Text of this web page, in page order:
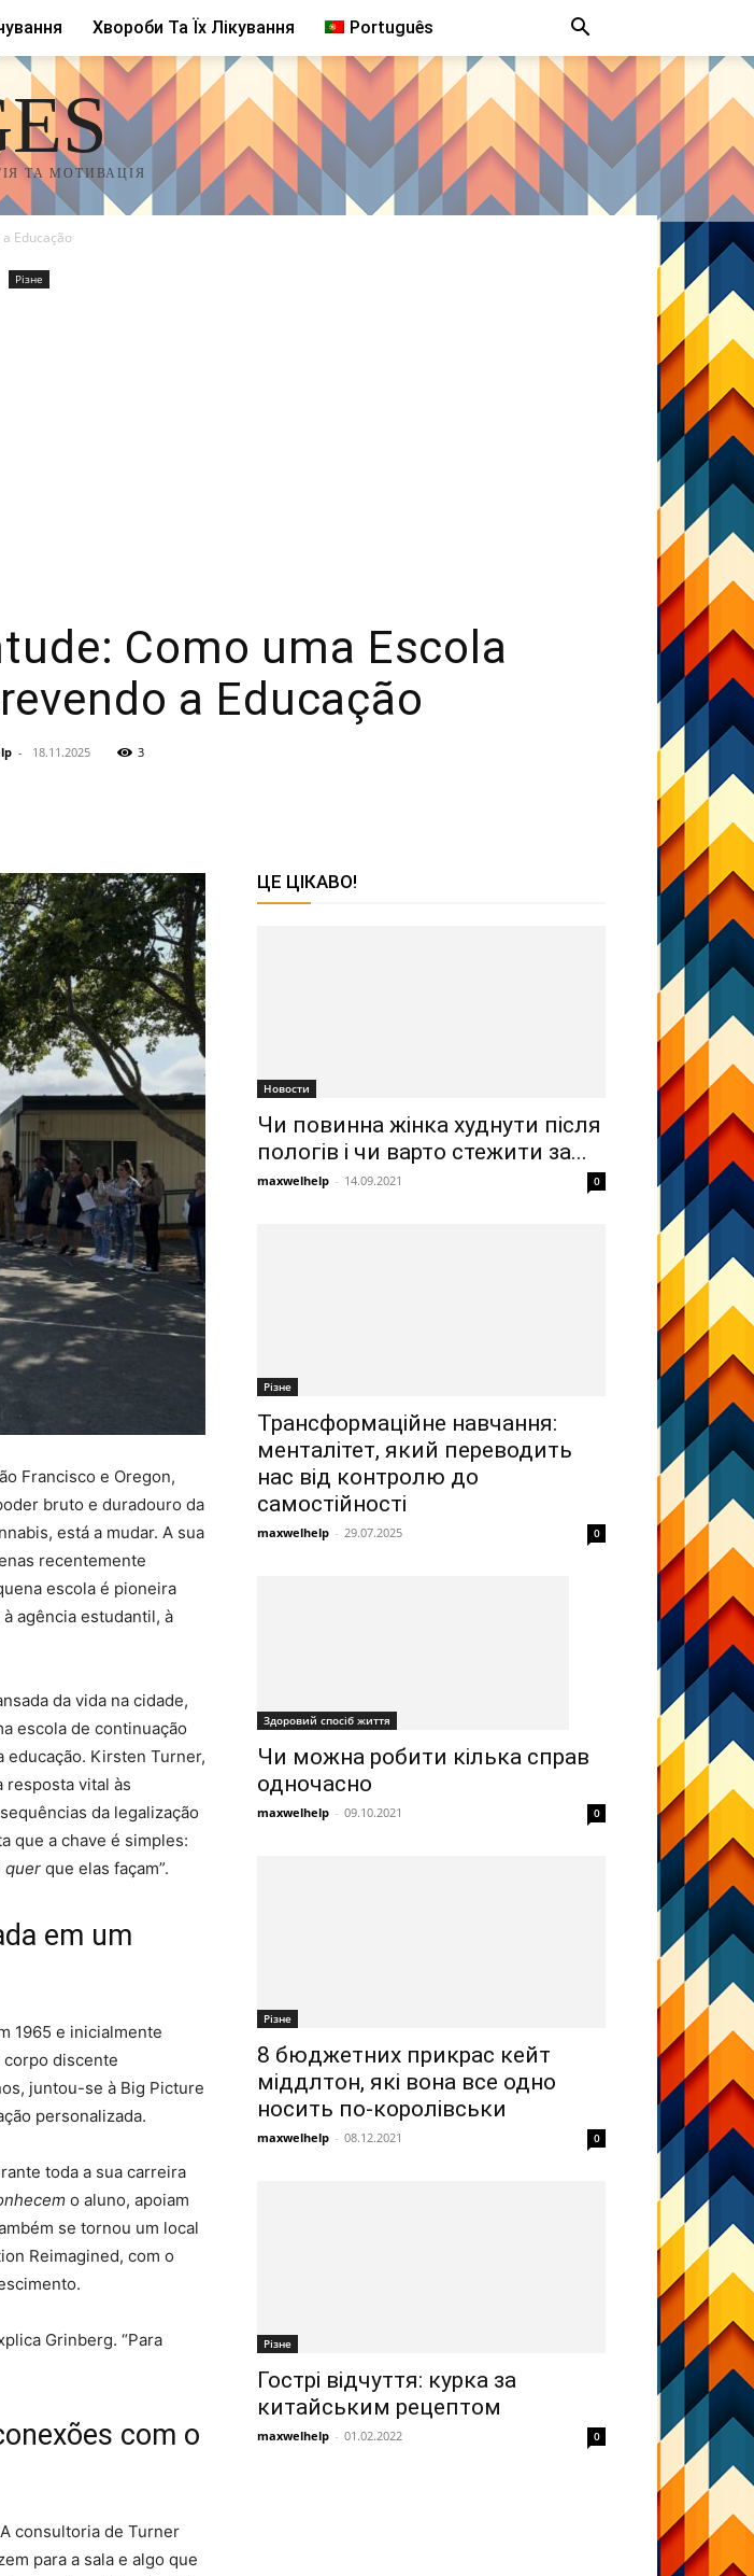
Хвороби Та Їх Лікування Português
ТА МОТИВАЦІЯ
Educação
Різне
Como uma Escola
a Educação
- 18.11.2025 3
Francisco e Oregon,
bruto e duradouro da
está a mudar. A sua
recentemente
escola é pioneira
agência estudantil, à
da vida na cidade,
escola de continuação
Kirsten Turner,
resposta vital às
da legalização
que a chave é simples:
quer que elas façam”.
em um
1965 e inicialmente
corpo discente
juntou-se à Big Picture
personalizada.
toda a sua carreira
o aluno, apoiam
se tornou um local
Reimagined, com o
Grinberg. “Para
com o
consultoria de Turner
para a sala e algo que
ЦЕ ЦІКАВО!
Новости
Чи повинна жінка худнути після
пологів і чи варто стежити за...
maxwelhelp - 14.09.2021 0
Різне
Трансформаційне навчання:
менталітет, який переводить
нас від контролю до
самостійності
maxwelhelp - 29.07.2025 0
Здоровий спосіб життя
Чи можна робити кілька справ
одночасно
maxwelhelp - 09.10.2021 0
Різне
8 бюджетних прикрас кейт
міддлтон, які вона все одно
носить по-королівськи
maxwelhelp - 08.12.2021 0
Різне
Гострі відчуття: курка за
китайським рецептом
maxwelhelp - 01.02.2022 0